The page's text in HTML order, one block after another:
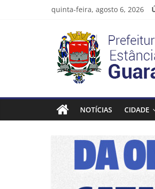
quinta-feira, agosto 6, 2026
Estância
Turística
Prefeitura
Turística
NOTÍCIAS CIDADE